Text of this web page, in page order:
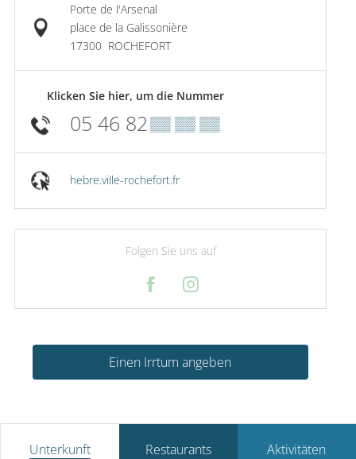
Porte de l'Arsenal
place de la Galissonière
17300 ROCHEFORT
Klicken Sie hier, um die Nummer
05 46 82 ▒▒ ▒▒ ▒▒
hebre.ville-rochefort.fr
Folgen Sie uns auf
Einen Irrtum angeben
Unterkunft Restaurants Aktivitäten